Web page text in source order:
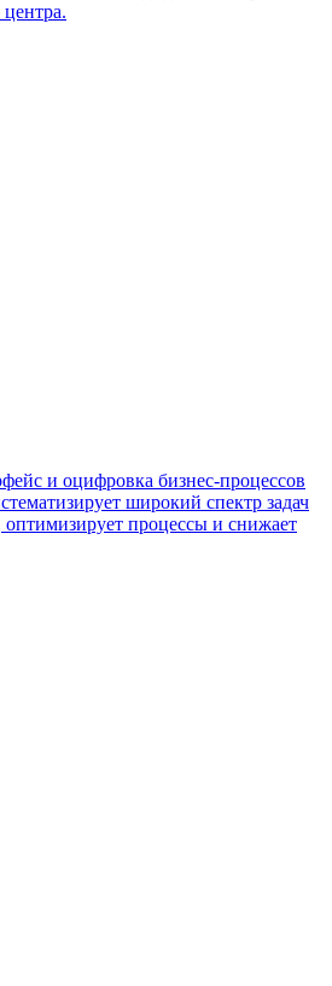
и оцифровка бизнес-процессов
широкий спектр задач
оптимизирует процессы и снижает